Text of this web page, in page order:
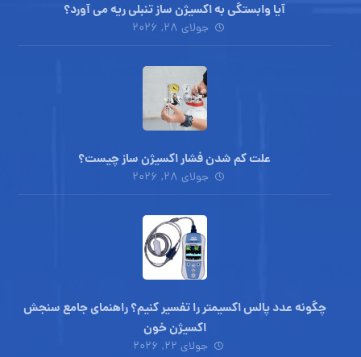
آیا وابستگی به اکسیژن ساز تنبلی ریه می آورد؟
جولای ۲۸, ۲۰۲۶
علت کم شدن فشار اکسیژن ساز چیست؟
جولای ۲۸, ۲۰۲۶
چگونه عدد پالس اکسیمتر را تفسیر کنیم؟ راهنمای جامع سنجش
اکسیژن خون
جولای ۲۲, ۲۰۲۶